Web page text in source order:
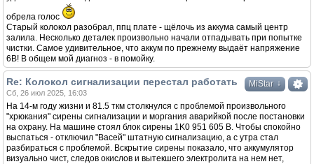
обрела голос
Старый колокол разобрал, ппц плате - щёлочь из аккума самый центр
залила. Несколько деталек произвольно начали отпадывать при попытке
чистки. Самое удивительное, что аккум по прежнему выдаёт напряжение
6В! В общем мой диагноз - в помойку.
MiStar ↓
Re: Колокол сигнализации перестал работать
Сб, 26 июл 2025, 16:03
На 14-м году жизни и 81.5 ткм столкнулся с проблемой произвольного
"хрюкания" сирены сигнализации и моргания аварийкой после постановки
на охрану. На машине стоял блок сирены 1K0 951 605 B. Чтобы спокойно
выспаться - отключил "Васей" штатную сигнализацию, а с утра стал
разбираться с проблемой. Вскрытие сирены показало, что аккумулятор
визуально чист, следов окислов и вытекшего электролита на нем нет,